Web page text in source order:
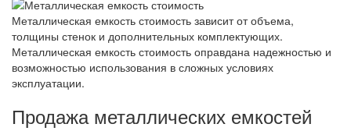
Металлическая емкость стоимость зависит от объема,
толщины стенок и дополнительных комплектующих.
Металлическая емкость стоимость оправдана надежностью и
возможностью использования в сложных условиях
эксплуатации.
Продажа металлических емкостей